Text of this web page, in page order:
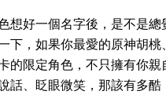
想好一個名字後，是不是
下，如果你最愛的原神胡
的限定角色，不只擁有你親
話、眨眼微笑，那該有多酷